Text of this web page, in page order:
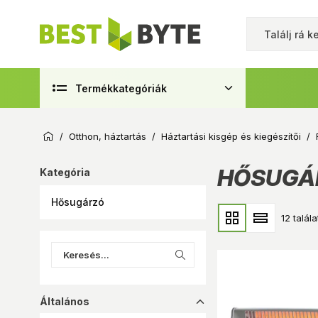
Termékkategóriák
/ Otthon, háztartás / Háztartási kisgép és kiegészítői /
12
Kategória
Hősugárzó
Általános dropup_16